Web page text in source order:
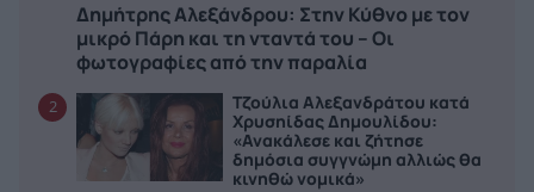
Δημήτρης Αλεξάνδρου: Στην Κύθνο με τον
μικρό Πάρη και τη νταντά του – Οι
φωτογραφίες από την παραλία
2
Τζούλια Αλεξανδράτου κατά
Χρυσηίδας Δημουλίδου:
«Ανακάλεσε και ζήτησε
δημόσια συγγνώμη αλλιώς θα
κινηθώ νομικά»